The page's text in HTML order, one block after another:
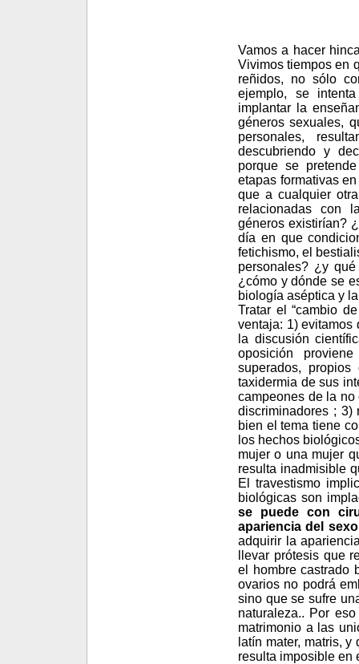
Vamos a hacer
Vivimos tiempos en
reñidos, no sólo
ejemplo, se
implantar la
géneros sexuales,
personales,
descubriendo y
porque se
etapas formativas
que a cualquier
relacionadas con
géneros existirían?
día en que
fetichismo, el
personales? ¿y
¿cómo y dónde se
biología aséptica y
Tratar el “cambio
ventaja: 1) evitamos
la discusión
oposición
superados,
taxidermia de sus
campeones de la
discriminadores ; 3)
bien el tema tiene
los hechos
mujer o una mujer
resulta inadmisible
El travestismo
biológicas son
se puede con
apariencia del
adquirir la
llevar prótesis que
el hombre castrado
ovarios no podrá
sino que se sufre
naturaleza.. Por
matrimonio a las
latín mater, matris,
resulta imposible en